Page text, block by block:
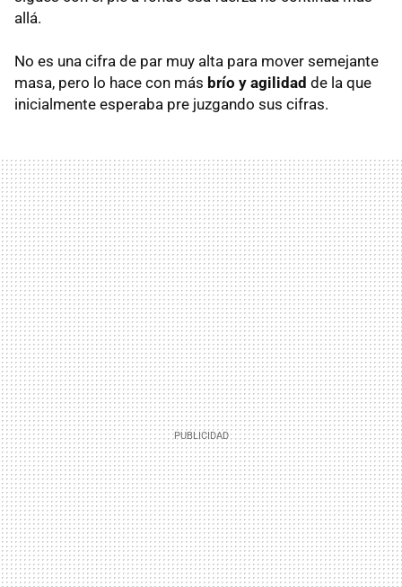
allá.
No es una cifra de par muy alta para mover semejante
masa, pero lo hace con más brío y agilidad de la que
inicialmente esperaba pre juzgando sus cifras.